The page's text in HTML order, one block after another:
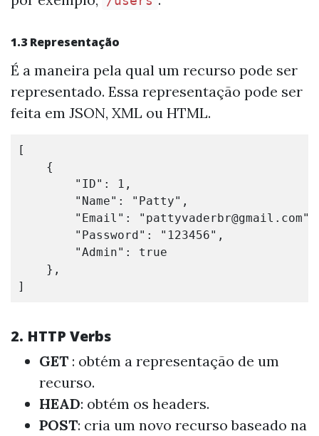
1.3 Representação
É a maneira pela qual um recurso pode ser
representado. Essa representação pode ser
feita em JSON, XML ou HTML.
[
    {
        "ID": 1,
        "Name": "Patty",
        "Email": "
pattyvaderbr@gmail.com",
        "Password": "123456",
        "Admin": true
    },
2. HTTP Verbs
GET : obtém a representação de um
recurso.
HEAD: obtém os headers.
POST: cria um novo recurso baseado na